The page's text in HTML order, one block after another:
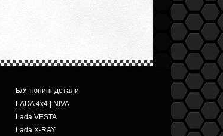
Б/У тюнинг детали
LADA 4x4 | NIVA
Lada VESTA
Lada X-RAY